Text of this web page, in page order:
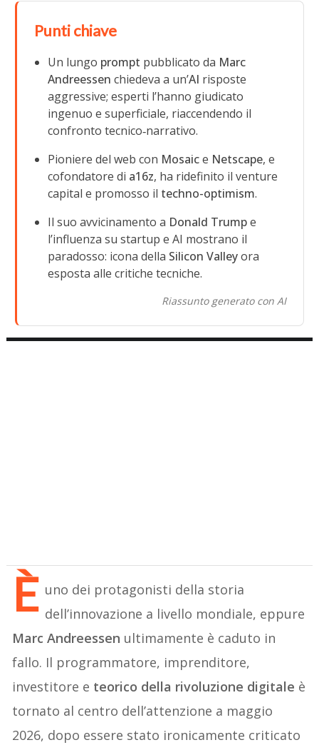
Punti chiave
Un lungo prompt pubblicato da Marc
Andreessen chiedeva a un’AI risposte
aggressive; esperti l’hanno giudicato
ingenuo e superficiale, riaccendendo il
confronto tecnico‑narrativo.
Pioniere del web con Mosaice Netscape, e
cofondatore di a16z, ha ridefinito il venture
capital e promosso il techno-optimism.
Il suo avvicinamento a Donald Trumpe
l’influenza su startup e AI mostrano il
paradosso: icona della Silicon Valleyora
esposta alle critiche tecniche.
Riassunto generato con AI
È uno dei protagonisti della storia
dell’innovazione a livello mondiale, eppure
Marc Andreessen ultimamente è caduto in
fallo. Il programmatore, imprenditore,
investitore e teorico della rivoluzione digitale è
tornato al centro dell’attenzione a maggio
2026, dopo essere stato ironicamente criticato